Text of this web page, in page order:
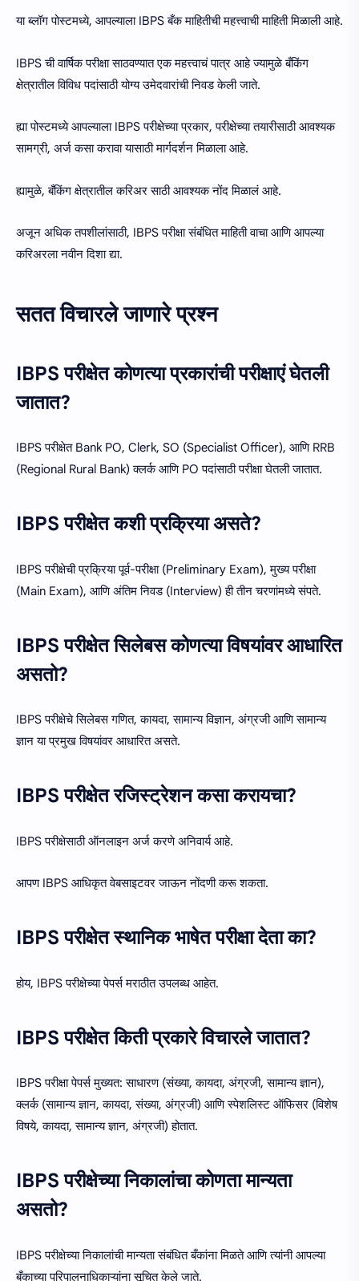
या ब्लॉग पोस्टमध्ये, आपल्याला IBPS बँक माहितीची महत्त्वाची माहिती मिळाली आहे.
IBPS ची वार्षिक परीक्षा साठवण्यात एक महत्त्वाचं पात्र आहे ज्यामुळे बँकिंग
क्षेत्रातील विविध पदांसाठी योग्य उमेदवारांची निवड केली जाते.
ह्या पोस्टमध्ये आपल्याला IBPS परीक्षेच्या प्रकार, परीक्षेच्या तयारीसाठी आवश्यक
सामग्री, अर्ज कसा करावा यासाठी मार्गदर्शन मिळाला आहे.
ह्यामुळे, बँकिंग क्षेत्रातील करिअर साठी आवश्यक नोंद मिळालं आहे.
अजून अधिक तपशीलांसाठी, IBPS परीक्षा संबंधित माहिती वाचा आणि आपल्या
करिअरला नवीन दिशा द्या.
सतत विचारले जाणारे प्रश्न
IBPS परीक्षेत कोणत्या प्रकारांची परीक्षाएं घेतली
जातात?
IBPS परीक्षेत Bank PO, Clerk, SO (Specialist Officer), आणि RRB
(Regional Rural Bank) क्लर्क आणि PO पदांसाठी परीक्षा घेतली जातात.
IBPS परीक्षेत कशी प्रक्रिया असते?
IBPS परीक्षेची प्रक्रिया पूर्व-परीक्षा (Preliminary Exam), मुख्य परीक्षा
(Main Exam), आणि अंतिम निवड (Interview) ही तीन चरणांमध्ये संपते.
IBPS परीक्षेत सिलेबस कोणत्या विषयांवर आधारित
असतो?
IBPS परीक्षेचे सिलेबस गणित, कायदा, सामान्य विज्ञान, अंग्रजी आणि सामान्य
ज्ञान या प्रमुख विषयांवर आधारित असते.
IBPS परीक्षेत रजिस्ट्रेशन कसा करायचा?
IBPS परीक्षेसाठी ऑनलाइन अर्ज करणे अनिवार्य आहे.
आपण IBPS आधिकृत वेबसाइटवर जाऊन नोंदणी करू शकता.
IBPS परीक्षेत स्थानिक भाषेत परीक्षा देता का?
होय, IBPS परीक्षेच्या पेपर्स मराठीत उपलब्ध आहेत.
IBPS परीक्षेत किती प्रकारे विचारले जातात?
IBPS परीक्षा पेपर्स मुख्यत: साधारण (संख्या, कायदा, अंग्रजी, सामान्य ज्ञान),
क्लर्क (सामान्य ज्ञान, कायदा, संख्या, अंग्रजी) आणि स्पेशलिस्ट ऑफिसर (विशेष
विषये, कायदा, सामान्य ज्ञान, अंग्रजी) होतात.
IBPS परीक्षेच्या निकालांचा कोणता मान्यता
असतो?
IBPS परीक्षेच्या निकालांची मान्यता संबंधित बँकांना मिळते आणि त्यांनी आपल्या
बँकाच्या परिपालनाधिकाऱ्यांना सूचित केले जाते.